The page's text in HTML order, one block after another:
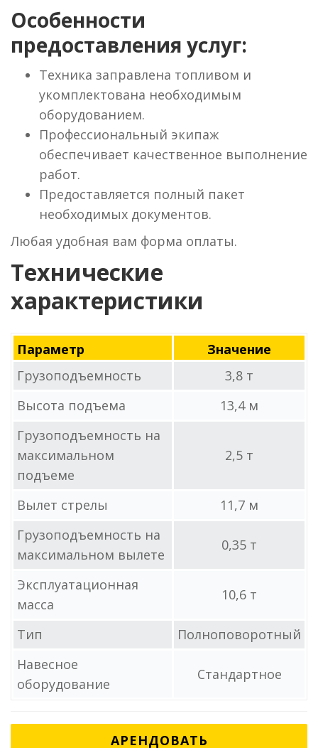
Особенности
предоставления услуг:
Техника заправлена топливом и
укомплектована необходимым
оборудованием.
Профессиональный экипаж
обеспечивает качественное выполнение
работ.
Предоставляется полный пакет
необходимых документов.
Любая удобная вам форма оплаты.
Технические
характеристики
Параметр
Значение
Грузоподъемность
3,8 т
Высота подъема
13,4 м
Грузоподъемность на
максимальном
подъеме
2,5 т
Вылет стрелы
11,7 м
Грузоподъемность на
максимальном вылете
0,35 т
Эксплуатационная
масса
10,6 т
Тип
Полноповоротный
Навесное
оборудование
Стандартное
АРЕНДОВАТЬ